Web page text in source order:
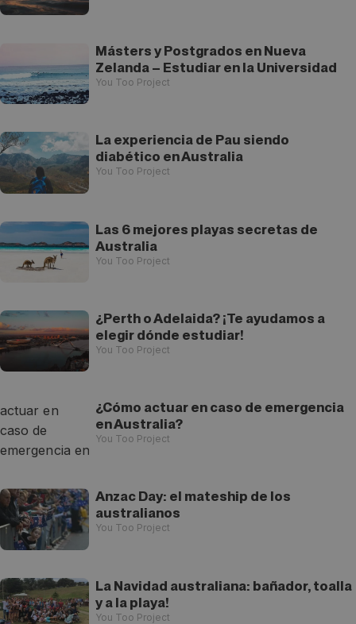
Másters y Postgrados en Nueva
Zelanda – Estudiar en la Universidad
You Too Project
La experiencia de Pau siendo
diabético en Australia
You Too Project
Las 6 mejores playas secretas de
Australia
You Too Project
¿Perth o Adelaida? ¡Te ayudamos a
elegir dónde estudiar!
You Too Project
¿Cómo actuar en caso de emergencia
en Australia?
You Too Project
Anzac Day: el mateship de los
australianos
You Too Project
La Navidad australiana: bañador, toalla
y a la playa!
You Too Project